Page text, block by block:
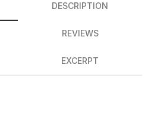
DESCRIPTION
REVIEWS
EXCERPT